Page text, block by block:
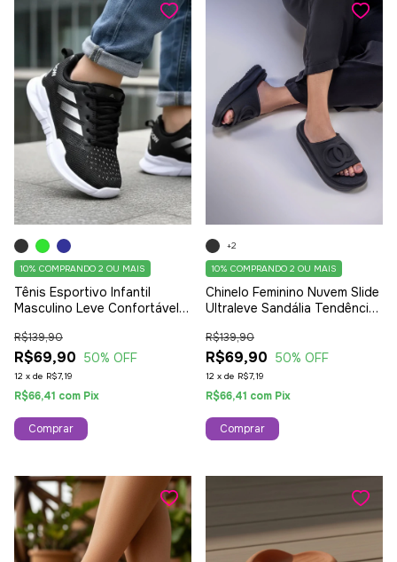
Tênis Esportivo Infantil
Masculino Leve Confortável
R$69,90
R$139,90
50% OFF
12 x de R$7,19
10% COMPRANDO 2 OU MAIS
R$66,41 com Pix
Comprar
Chinelo Feminino Nuvem Slide
Ultraleve Sandália Tendência
R$69,90
R$139,90
50% OFF
12 x de R$7,19
10% COMPRANDO 2 OU MAIS
R$66,41 com Pix
+2
Comprar